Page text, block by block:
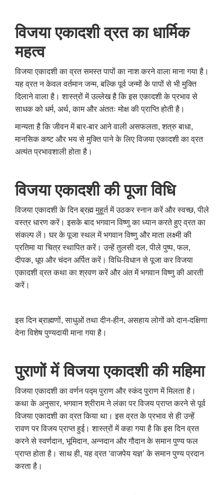
विजया एकादशी व्रत का धार्मिक
महत्व
विजया एकादशी का व्रत समस्त पापों का नाश करने वाला माना गया है।
यह व्रत न केवल वर्तमान जन्म,बल्कि पूर्व जन्मों के पापों से भी मुक्ति
दिलाने वाला है। शास्त्रों में उल्लेख है कि इस एकादशी के प्रभाव से
साधक को धर्म, अर्थ,काम और अंततः मोक्ष की प्राप्ति होती है।
मान्यता है कि जीवन में बार-बार आने वाली असफलता,शत्रु बाधा,
मानसिक कष्ट और भय से मुक्ति पाने के लिए विजया एकादशी का व्रत
अत्यंत प्रभावशाली होता है।
विजया एकादशी की पूजा विधि
विजया एकादशी के दिन ब्रह्म मुहूर्त में उठकर स्नान करें और स्वच्छ,पीले
वस्त्र धारण करें। इसके बाद भगवान विष्णु का ध्यान करते हुए व्रत का
संकल्प लें। घर के पूजा स्थल में भगवान विष्णु और माता लक्ष्मी की
प्रतिमा या चित्र स्थापित करें। उन्हें तुलसी दल,पीले पुष्प,फल,
दीपक, धूप और चंदन अर्पित करें। विधि-विधान से पूजा कर विजया
एकादशी व्रत कथा का श्रवण करें और अंत में भगवान विष्णु की आरती
करें।
इस दिन ब्राह्मणों,साधुओं तथा दीन-हीन, असहाय लोगों को दान-दक्षिणा
देना विशेष पुण्यदायी माना गया है।
पुराणों में विजया एकादशी की महिमा
विजया एकादशी का वर्णन पद्म पुराण और स्कंद पुराण में मिलता है।
कथा के अनुसार, भगवान श्रीराम ने लंका पर विजय प्राप्त करने से पूर्व
विजया एकादशी का व्रत किया था। इस व्रत के प्रभाव से ही उन्हें
रावण पर विजय प्राप्त हुई। शास्त्रों में कहा गया है कि इस दिन व्रत
करने से स्वर्णदान, भूमिदान, अन्नदान और गौदान के समान पुण्य फल
प्राप्त होता है। साथ ही,यह व्रत ‘वाजपेय यज्ञ’ के समान पुण्य प्रदान
करता है।